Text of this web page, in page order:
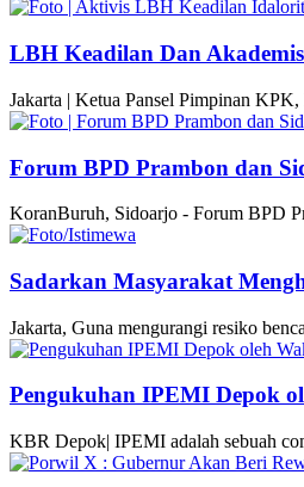
LBH Keadilan Dan
Jakarta | Ketua Pansel Pimpinan
Forum BPD Prambon dan
KoranBuruh, Sidoarjo - Forum BPD
Sadarkan Masyarakat
Jakarta, Guna mengurangi resiko
Pengukuhan IPEMI Depok
KBR Depok| IPEMI adalah sebuah